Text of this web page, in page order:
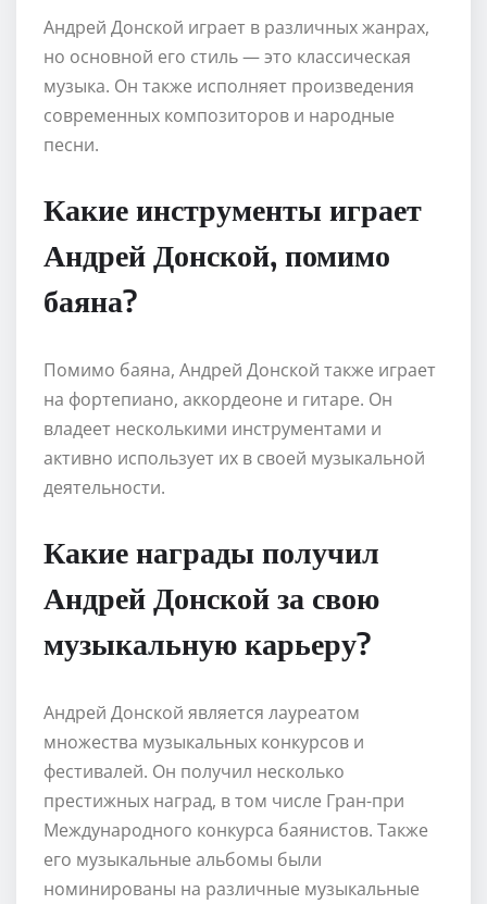
Андрей Донской играет в различных жанрах,
но основной его стиль — это классическая
музыка. Он также исполняет произведения
современных композиторов и народные
песни.
Какие инструменты играет
Андрей Донской, помимо
баяна?
Помимо баяна, Андрей Донской также играет
на фортепиано, аккордеоне и гитаре. Он
владеет несколькими инструментами и
активно использует их в своей музыкальной
деятельности.
Какие награды получил
Андрей Донской за свою
музыкальную карьеру?
Андрей Донской является лауреатом
множества музыкальных конкурсов и
фестивалей. Он получил несколько
престижных наград, в том числе Гран-при
Международного конкурса баянистов. Также
его музыкальные альбомы были
номинированы на различные музыкальные